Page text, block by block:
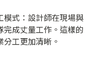
模式：設計師在現場與
成丈量工作。這樣的
工更加清晰。